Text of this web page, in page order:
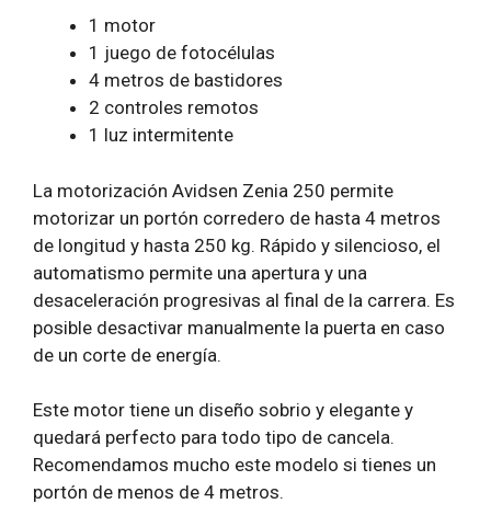
1 motor
1 juego de fotocélulas
4 metros de bastidores
2 controles remotos
1 luz intermitente
La motorización Avidsen Zenia 250 permite
motorizar un portón corredero de hasta 4 metros
de longitud y hasta 250 kg. Rápido y silencioso, el
automatismo permite una apertura y una
desaceleración progresivas al final de la carrera. Es
posible desactivar manualmente la puerta en caso
de un corte de energía.
Este motor tiene un diseño sobrio y elegante y
quedará perfecto para todo tipo de cancela.
Recomendamos mucho este modelo si tienes un
portón de menos de 4 metros.